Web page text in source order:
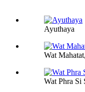
Ayuthaya
Wat
Wat Phra Si